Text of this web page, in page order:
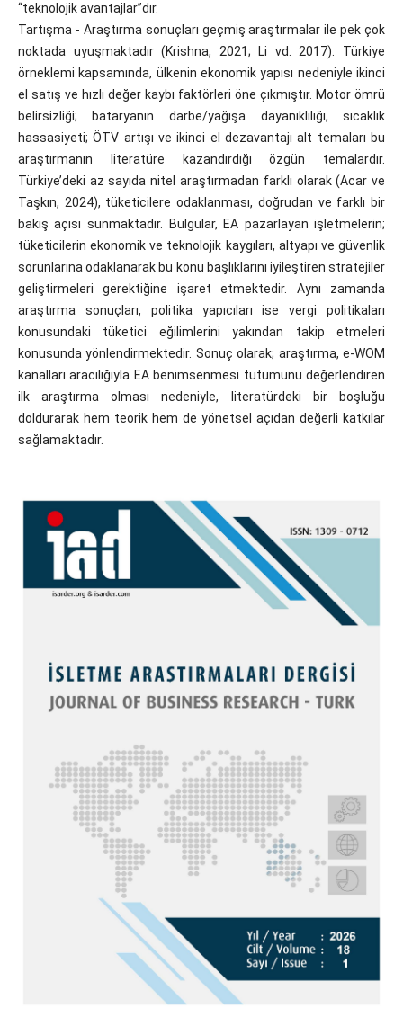
“teknolojik avantajlar”dır.
Tartışma - Araştırma sonuçları geçmiş araştırmalar ile pek çok
noktada uyuşmaktadır (Krishna, 2021; Li vd. 2017). Türkiye
örneklemi kapsamında, ülkenin ekonomik yapısı nedeniyle ikinci
el satış ve hızlı değer kaybı faktörleri öne çıkmıştır. Motor ömrü
belirsizliği; bataryanın darbe/yağışa dayanıklılığı, sıcaklık
hassasiyeti; ÖTV artışı ve ikinci el dezavantajı alt temaları bu
araştırmanın literatüre kazandırdığı özgün temalardır.
Türkiye’deki az sayıda nitel araştırmadan farklı olarak (Acar ve
Taşkın, 2024), tüketicilere odaklanması, doğrudan ve farklı bir
bakış açısı sunmaktadır. Bulgular, EA pazarlayan işletmelerin;
tüketicilerin ekonomik ve teknolojik kaygıları, altyapı ve güvenlik
sorunlarına odaklanarak bu konu başlıklarını iyileştiren stratejiler
geliştirmeleri gerektiğine işaret etmektedir. Aynı zamanda
araştırma sonuçları, politika yapıcıları ise vergi politikaları
konusundaki tüketici eğilimlerini yakından takip etmeleri
konusunda yönlendirmektedir. Sonuç olarak; araştırma, e-WOM
kanalları aracılığıyla EA benimsenmesi tutumunu değerlendiren
ilk araştırma olması nedeniyle, literatürdeki bir boşluğu
doldurarak hem teorik hem de yönetsel açıdan değerli katkılar
sağlamaktadır.